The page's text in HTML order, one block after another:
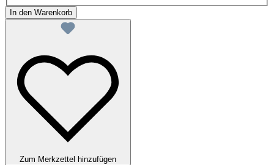
In den Warenkorb
Zum Merkzettel hinzufügen